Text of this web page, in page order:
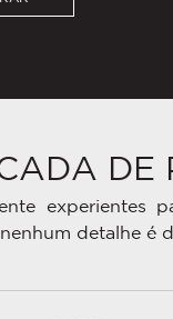
DE
experientes
detalhe é